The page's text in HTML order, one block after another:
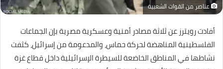
عناصر من القوات الشعبية
أفادت رويترز عن ثلاثة مصادر أمنية وعسكرية مصرية بإن الجماعات
الفلسطينية المناهضة لحركة حماس، والمدعومة من إسرائيل، كثفت
نشاطها في المناطق الخاضعة للسيطرة الإسرائيلية داخل قطاع غزة